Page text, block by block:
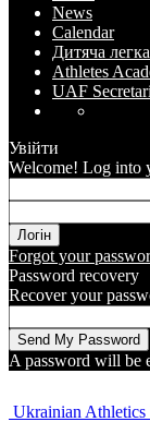
News
Calendar
Дитяча
Athletes
UAF
Увійти
Welcome! Log into
Forgot your
Password recovery
Recover your
A password will be
Ukrainian Athletics